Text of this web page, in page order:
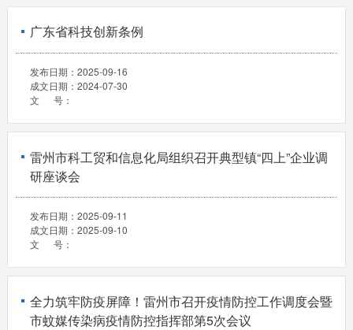
广东省科技创新条例
发布日期： 2025-09-16
成文日期： 2024-07-30
文 号：
雷州市科工贸和信息化局组织召开典型镇“四上”企业调
研座谈会
发布日期： 2025-09-11
成文日期： 2025-09-10
文 号：
全力筑牢防疫屏障！雷州市召开疫情防控工作调度会暨
市蚊媒传染病疫情防控指挥部第5次会议